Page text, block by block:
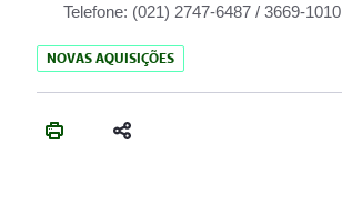
Telefone: (021) 2747-6487 / 3669-1010
NOVAS AQUISIÇÕES